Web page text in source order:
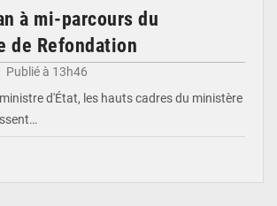
à mi-parcours du
de Refondation
Publié à 13h46
d'État, les hauts cadres du ministère